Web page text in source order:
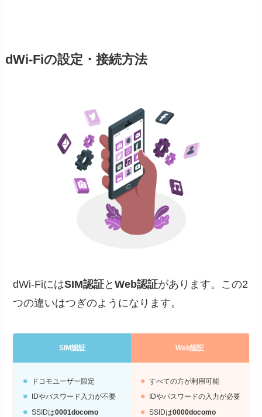
dWi-Fiの設定・接続方法
dWi-FiにはSIM認証とWeb認証があります。この2
つの違いはつぎのようになります。
SIM認証 Web認証
ドコモユーザー限定
IDやパスワード入力が不要
SSIDは0001docomo
すべての方が利用可能
IDやパスワードの入力が必要
SSIDは0000docomo